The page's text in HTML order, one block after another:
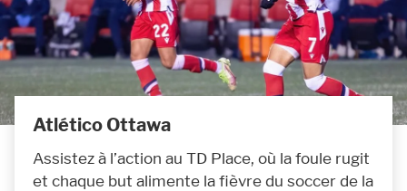
Atlético Ottawa
Assistez à l’action au TD Place, où la foule rugit
et chaque but alimente la fièvre du soccer de la